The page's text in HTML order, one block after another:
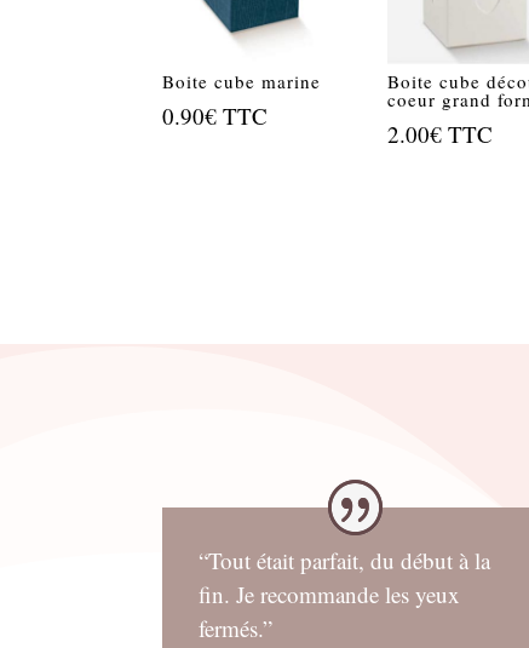
Boite cube marine
0.90€ TTC
Boite cube
coeur grand
2.00€ TTC
“Tout était parfait, du début à la
fin. Je recommande les yeux
fermés.”